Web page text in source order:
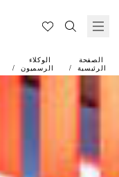
الصفحة
الرئيسية
الوكلاء
الرسميون